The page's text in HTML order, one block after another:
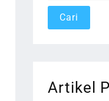
Artikel